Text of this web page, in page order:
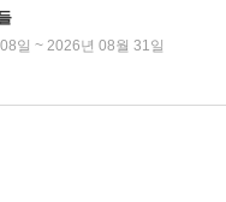
일 ~ 2026년 08월 31일